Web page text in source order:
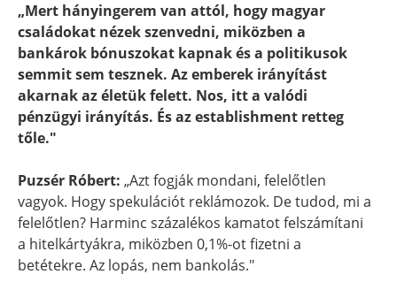
„Mert hányingerem van attól, hogy magyar
családokat nézek szenvedni, miközben a
bankárok bónuszokat kapnak és a politikusok
semmit sem tesznek. Az emberek irányítást
akarnak az életük felett. Nos, itt a valódi
pénzügyi irányítás. És az establishment retteg
tőle."
Puzsér Róbert: „Azt fogják mondani, felelőtlen
vagyok. Hogy spekulációt reklámozok. De tudod, mi a
felelőtlen? Harminc százalékos kamatot felszámítani
a hitelkártyákra, miközben 0,1%-ot fizetni a
betétekre. Az lopás, nem bankolás."